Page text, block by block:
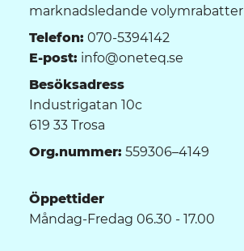
marknadsledande volymrabatter
Telefon: 070-5394142
E-post: info@oneteq.se
Besöksadress
Industrigatan 10c
619 33 Trosa
Org.nummer: 559306–4149
Öppettider
Måndag-Fredag 06.30 - 17.00